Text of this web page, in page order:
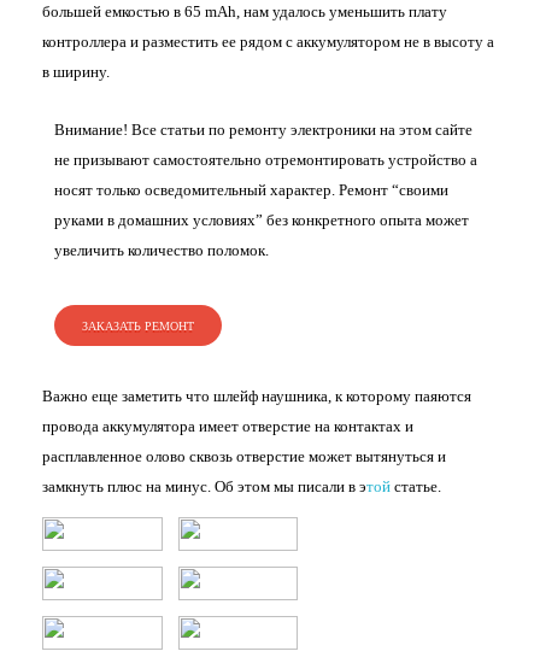
большей емкостью в 65 mAh, нам удалось уменьшить плату
контроллера и разместить ее рядом с аккумулятором не в высоту а
в ширину.
Внимание! Все статьи по ремонту электроники на этом сайте
не призывают самостоятельно отремонтировать устройство а
носят только осведомительный характер. Ремонт “своими
руками в домашних условиях” без конкретного опыта может
увеличить количество поломок.
ЗАКАЗАТЬ РЕМОНТ
Важно еще заметить что шлейф наушника, к которому паяются
провода аккумулятора имеет отверстие на контактах и
расплавленное олово сквозь отверстие может вытянуться и
замкнуть плюс на минус. Об этом мы писали в этой статье.